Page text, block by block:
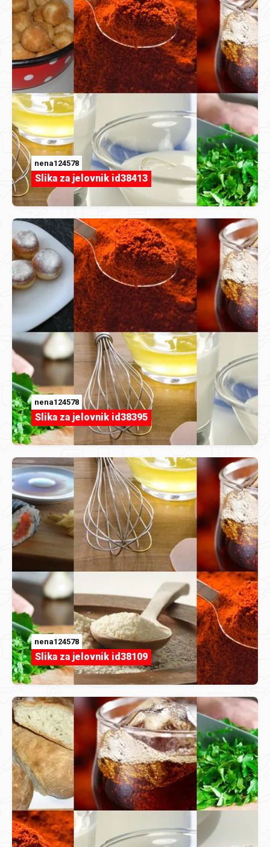
nena124578
Slika za jelovnik id38413
nena124578
Slika za jelovnik id38395
nena124578
Slika za jelovnik id38109